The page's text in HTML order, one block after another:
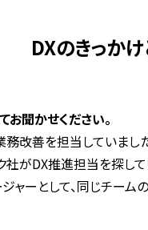
DXのきっか
聞かせください。
務改善を担当していま
社がDX推進担当を探し
ャーとして、同じチームの